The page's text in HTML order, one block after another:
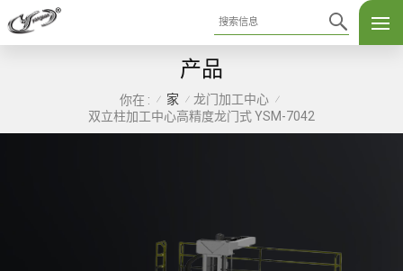
产品
你在 : / 家 / 龙门加工中心 /
双立柱加工中心高精度龙门式 YSM-7042